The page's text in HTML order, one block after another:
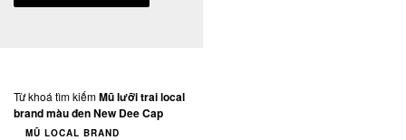
Từ khoá tìm kiếmMũ lưỡi trai local
brand màu đen New Dee Cap
MŨ LOCAL BRAND